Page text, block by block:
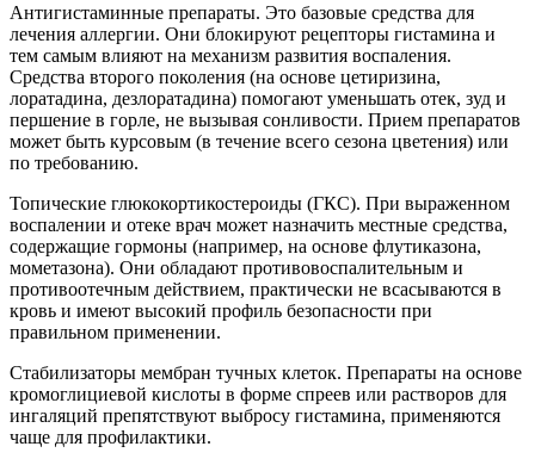
Антигистаминные препараты. Это базовые средства для
лечения аллергии. Они блокируют рецепторы гистамина и
тем самым влияют на механизм развития воспаления.
Средства второго поколения (на основе цетиризина,
лоратадина, дезлоратадина) помогают уменьшать отек, зуд и
першение в горле, не вызывая сонливости. Прием препаратов
может быть курсовым (в течение всего сезона цветения) или
по требованию.
Топические глюкокортикостероиды (ГКС). При выраженном
воспалении и отеке врач может назначить местные средства,
содержащие гормоны (например, на основе флутиказона,
мометазона). Они обладают противовоспалительным и
противоотечным действием, практически не всасываются в
кровь и имеют высокий профиль безопасности при
правильном применении.
Стабилизаторы мембран тучных клеток. Препараты на основе
кромоглициевой кислоты в форме спреев или растворов для
ингаляций препятствуют выбросу гистамина, применяются
чаще для профилактики.